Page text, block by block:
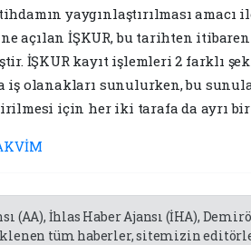
yaygınlaştırılması amacı
açılan İŞKUR, bu tarihten
İŞKUR kayıt işlemleri 2 farklı
iş olanakları sunulurken, bu
için her iki tarafa da ayrı
(AA), İhlas Haber Ajansı (İHA),
tüm haberler, sitemizin